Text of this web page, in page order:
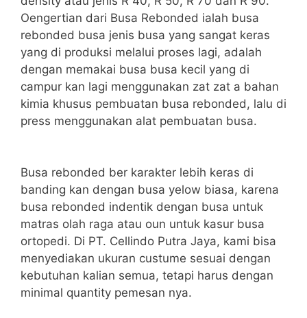
Oengertian dari Busa Rebonded ialah busa
rebonded busa jenis busa yang sangat keras
yang di produksi melalui proses lagi, adalah
dengan memakai busa busa kecil yang di
campur kan lagi menggunakan zat zat a bahan
kimia khusus pembuatan busa rebonded, lalu di
press menggunakan alat pembuatan busa.
Busa rebonded ber karakter lebih keras di
banding kan dengan busa yelow biasa, karena
busa rebonded indentik dengan busa untuk
matras olah raga atau oun untuk kasur busa
ortopedi. Di PT. Cellindo Putra Jaya, kami bisa
menyediakan ukuran custume sesuai dengan
kebutuhan kalian semua, tetapi harus dengan
minimal quantity pemesan nya.